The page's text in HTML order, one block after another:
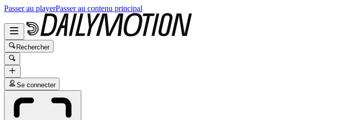
Passer au playerPasser au contenu principal
Rechercher
Se connecter